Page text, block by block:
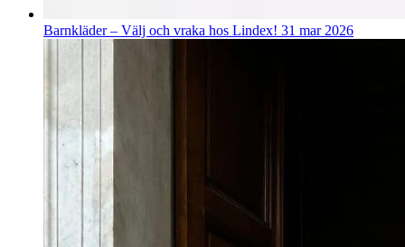
Barnkläder – Välj och vraka hos Lindex! 31 mar 2026